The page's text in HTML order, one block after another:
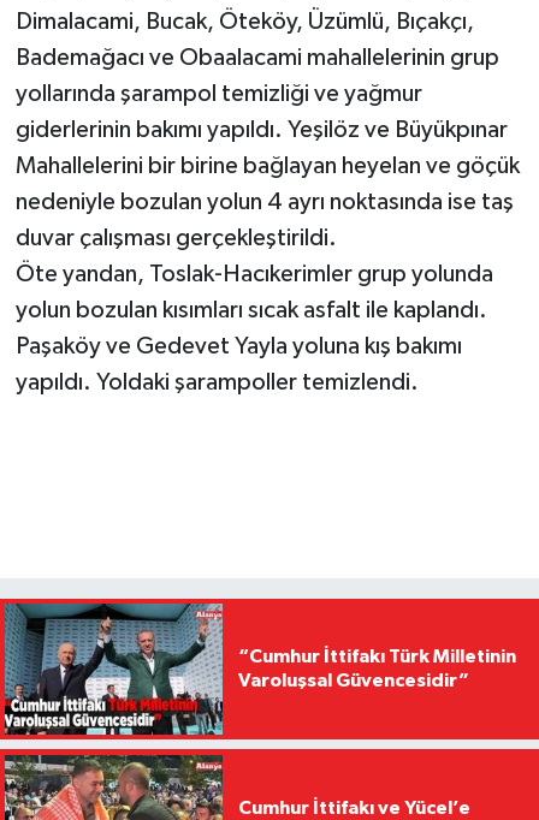
Dimalacami, Bucak, Öteköy, Üzümlü, Bıçakçı,
Bademağacı ve Obaalacami mahallelerinin grup
yollarında şarampol temizliği ve yağmur
giderlerinin bakımı yapıldı. Yeşilöz ve Büyükpınar
Mahallelerini bir birine bağlayan heyelan ve göçük
nedeniyle bozulan yolun 4 ayrı noktasında ise taş
duvar çalışması gerçekleştirildi.
Öte yandan, Toslak-Hacıkerimler grup yolunda
yolun bozulan kısımları sıcak asfalt ile kaplandı.
Paşaköy ve Gedevet Yayla yoluna kış bakımı
yapıldı. Yoldaki şarampoller temizlendi.
“Cumhur İttifakı Türk Milletinin
Varoluşsal Güvencesidir”
Cumhur İttifakı ve Yücel’e